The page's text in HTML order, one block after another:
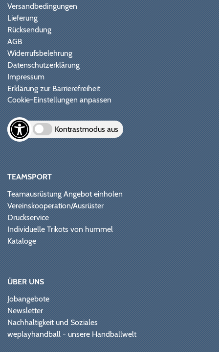
Versandbedingungen
Lieferung
Rücksendung
AGB
Widerrufsbelehrung
Datenschutzerklärung
Impressum
Erklärung zur Barrierefreiheit
Cookie-Einstellungen anpassen
Kontrastmodus aus
TEAMSPORT
Teamausrüstung Angebot einholen
Vereinskooperation/Ausrüster
Druckservice
Individuelle Trikots von hummel
Kataloge
ÜBER UNS
Jobangebote
Newsletter
Nachhaltigkeit und Soziales
weplayhandball - unsere Handballwelt